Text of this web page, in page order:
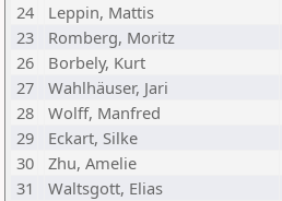
24
Leppin, Mattis
23
Romberg, Moritz
26
Borbely, Kurt
27
Wahlhäuser, Jari
28
Wolff, Manfred
29
Eckart, Silke
30
Zhu, Amelie
31
Waltsgott, Elias